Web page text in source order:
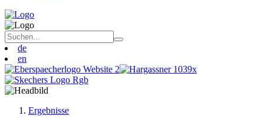
de
en
Ergebnisse